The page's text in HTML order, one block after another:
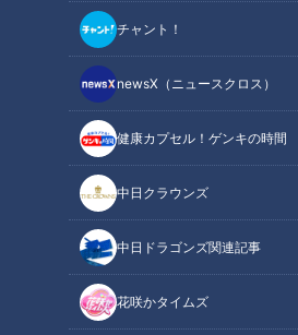
チャント！
newsX（ニュースクロス）
健康カプセル！ゲンキの時間
中日クラウンズ
中日ドラゴンズ関連記事
花咲かタイムズ
道”に人生を捧げる道マニ
この妥協なき探索に迫る！
記事に戻る